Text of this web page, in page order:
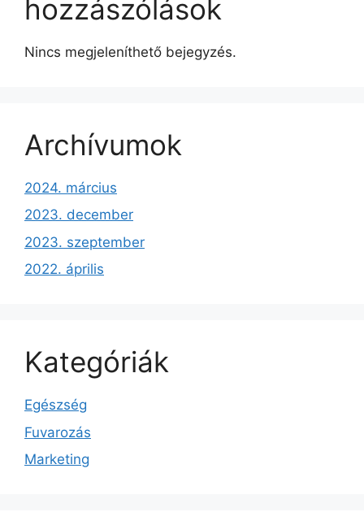
hozzászólások
Nincs megjeleníthető bejegyzés.
Archívumok
2024. március
2023. december
2023. szeptember
2022. április
Kategóriák
Egészség
Fuvarozás
Marketing